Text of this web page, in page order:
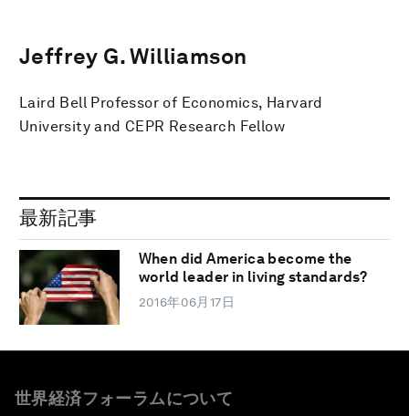
Jeffrey G. Williamson
Laird Bell Professor of Economics, Harvard
University and CEPR Research Fellow
最新記事
When did America become the
world leader in living standards?
2016年06月17日
世界経済フォーラムについて